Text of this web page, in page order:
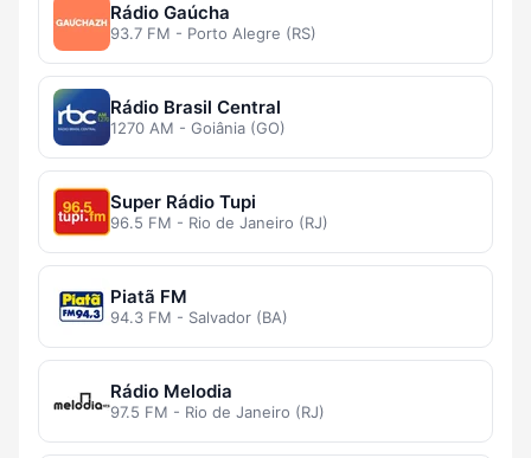
Rádio Gaúcha
93.7 FM - Porto Alegre (RS)
Rádio Brasil Central
1270 AM - Goiânia (GO)
Super Rádio Tupi
96.5 FM - Rio de Janeiro (RJ)
Piatã FM
94.3 FM - Salvador (BA)
Rádio Melodia
97.5 FM - Rio de Janeiro (RJ)